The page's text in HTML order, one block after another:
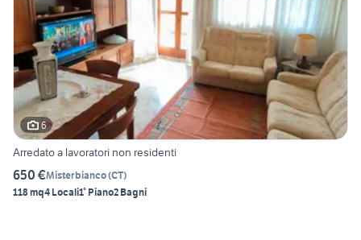
6
Arredato a lavoratori non residenti
650 €Misterbianco(CT)
118 mq4 Locali1° Piano2 Bagni